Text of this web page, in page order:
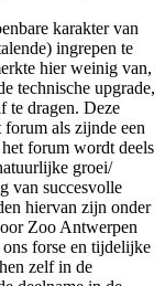
karakter van
ingrepen te
hier weinig van,
technische upgrade,
te dragen. Deze
als zijnde een
forum wordt deels
groei/
van succesvolle
hiervan zijn onder
Zoo Antwerpen
forse en tijdelijke
zelf in de